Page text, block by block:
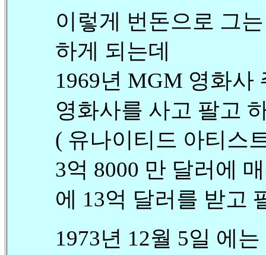
이렇게 번돈으로 그
하게 되는데
1969년 MGM 영화사
영화사를 사고 팔고
( 유나이티드 아티스
3억 8000 만 달러에
에 13억 달러를 받고
1973년 12월 5일 에